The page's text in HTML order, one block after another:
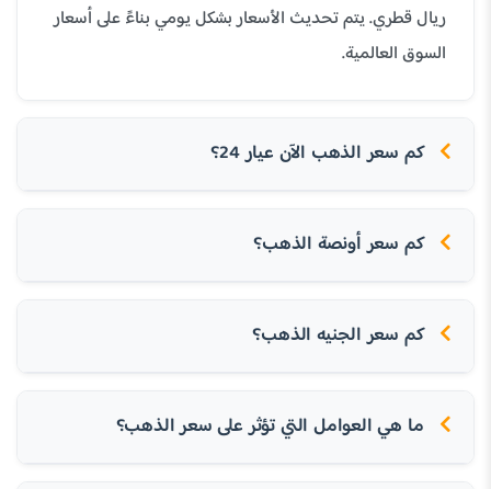
ريال قطري. يتم تحديث الأسعار بشكل يومي بناءً على أسعار
السوق العالمية.
كم سعر الذهب الآن عيار 24؟
كم سعر أونصة الذهب؟
كم سعر الجنيه الذهب؟
ما هي العوامل التي تؤثر على سعر الذهب؟